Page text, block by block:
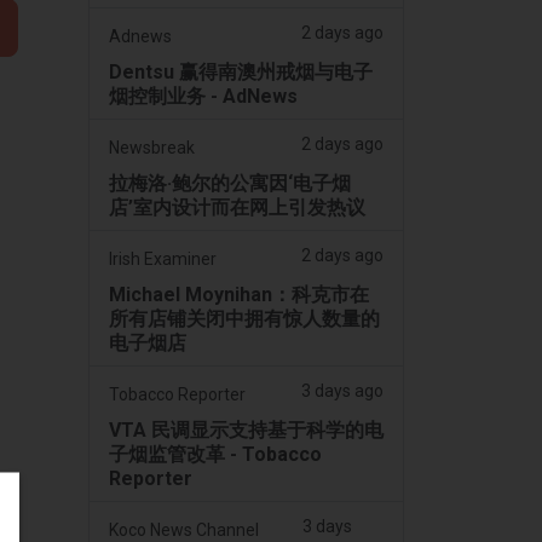
Adnews 2 days ago
Dentsu 赢得南澳州戒烟与电子
烟控制业务 - AdNews
Newsbreak 2 days ago
拉梅洛·鲍尔的公寓因‘电子烟
店’室内设计而在网上引发热议
Irish Examiner 2 days ago
Michael Moynihan：科克市在
所有店铺关闭中拥有惊人数量的
电子烟店
Tobacco Reporter 3 days ago
VTA 民调显示支持基于科学的电
子烟监管改革 - Tobacco
Reporter
Koco News Channel
3 days